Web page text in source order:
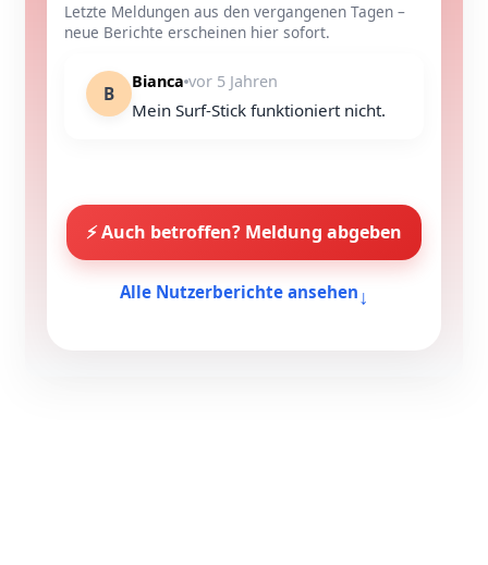
Letzte Meldungen aus den vergangenen Tagen –
neue Berichte erscheinen hier sofort.
B
Bianca vor 5 Jahren
Mein Surf-Stick funktioniert nicht.
⚡ Auch betroffen? Meldung abgeben
Alle Nutzerberichte ansehen ↓